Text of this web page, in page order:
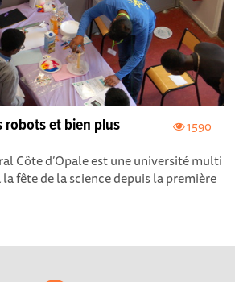
1590
robots et bien plus
Côte d’Opale est une université multi
fête de la science depuis la première